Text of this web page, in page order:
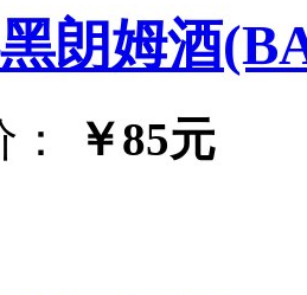
朗姆酒
￥85元